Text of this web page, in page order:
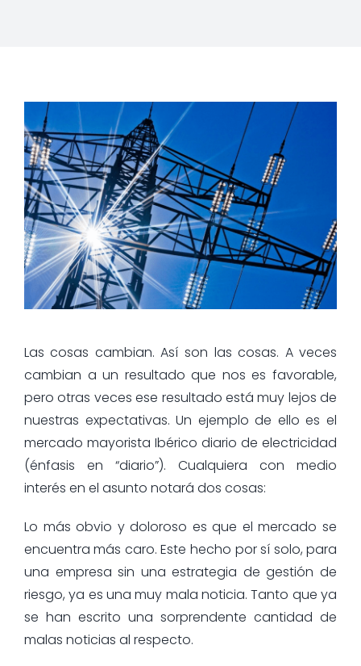
Las cosas cambian. Así son las cosas. A veces
cambian a un resultado que nos es favorable,
pero otras veces ese resultado está muy lejos de
nuestras expectativas. Un ejemplo de ello es el
mercado mayorista Ibérico diario de electricidad
(énfasis en “diario”). Cualquiera con medio
interés en el asunto notará dos cosas:
Lo más obvio y doloroso es que el mercado se
encuentra más caro. Este hecho por sí solo, para
una empresa sin una estrategia de gestión de
riesgo, ya es una muy mala noticia. Tanto que ya
se han escrito una sorprendente cantidad de
malas noticias al respecto.